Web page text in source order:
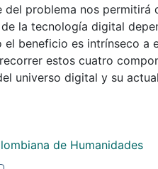
problema nos permitirá
la tecnología digital
el beneficio es intrínseco a
estos cuatro
universo digital y su
de Humanidades